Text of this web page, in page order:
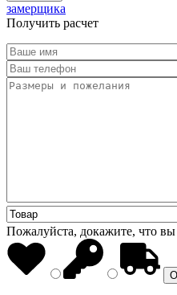
замерщика
Получить расчет
Пожалуйста, докажите, что